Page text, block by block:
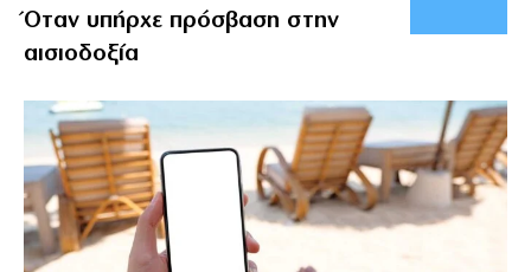
Όταν υπήρχε πρόσβαση στην
αισιοδοξία